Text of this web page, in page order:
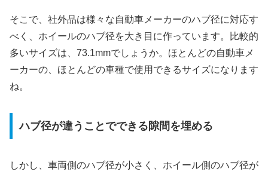
そこで、社外品は様々な自動車メーカーのハブ径に対応す
べく、ホイールのハブ径を大き目に作っています。比較的
多いサイズは、73.1mmでしょうか。ほとんどの自動車メ
ーカーの、ほとんどの車種で使用できるサイズになります
ね。
ハブ径が違うことでできる隙間を埋める
しかし、車両側のハブ径が小さく、ホイール側のハブ径が